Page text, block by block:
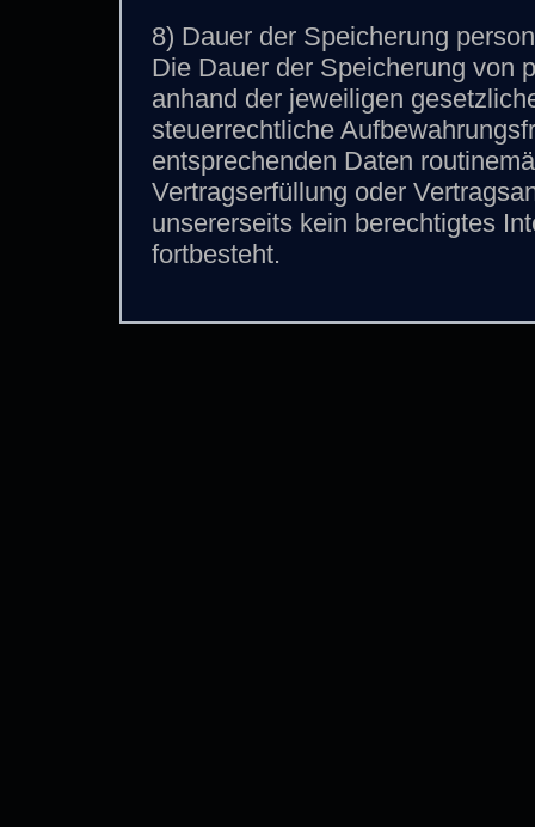
8) Dauer der Speicherung
Die Dauer der Speicherung von
anhand der jeweiligen
steuerrechtliche
entsprechenden Daten
Vertragserfüllung oder
unsererseits kein berechtigtes
fortbesteht.